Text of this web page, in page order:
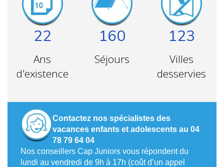
22
Ans
d'existence
160
Séjours
123
Villes
desservies
Contactez nos spécialistes des
vacances enfants et adolescents au 04
78 79 64 04
Nos conseillers Cap Juniors vous répondent du
lundi au vendredi de 9h à 17h (coût d’un appel